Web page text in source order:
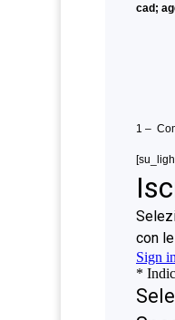
cad;
1 –